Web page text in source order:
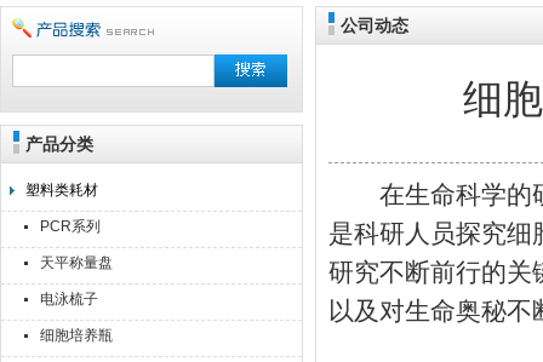
上海点睿仪器仪表有限公司
产品分类
塑料类耗材
PCR系列
天平称量盘
电泳梳子
细胞培养瓶
公司动态
细
在生命科学的研
是科研人员探究细
研究不断前行的关
以及对生命奥秘不